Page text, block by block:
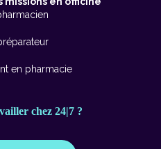
en pharmacie
chez 24|7 ?